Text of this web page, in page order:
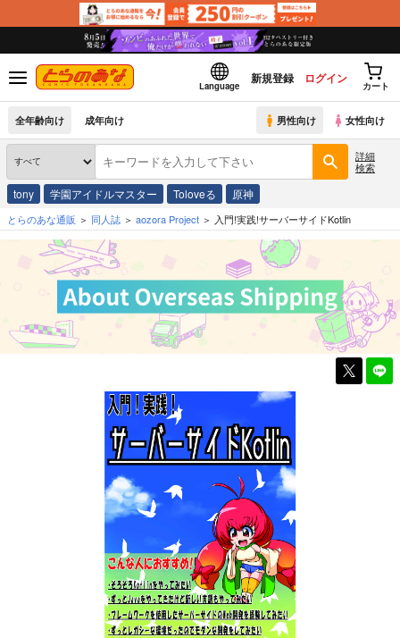
Language
新規登録 ログイン
カート
全年齢向け 成年向け 男性向け 女性向け
詳細
検索
tony 学園アイドルマスター Toloveる 原神
とらのあな通販 同人誌 aozora Project 入門!実践!サーバーサイドKotlin